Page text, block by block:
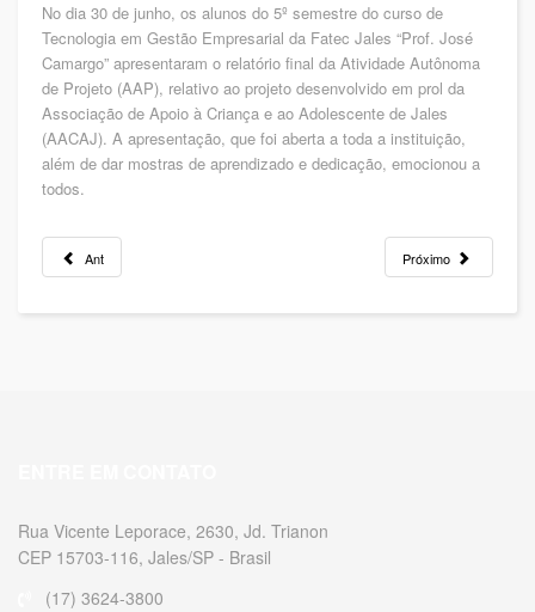
No dia 30 de junho, os alunos do 5º semestre do curso de
Tecnologia em Gestão Empresarial da Fatec Jales “Prof. José
Camargo” apresentaram o relatório final da Atividade Autônoma
de Projeto (AAP), relativo ao projeto desenvolvido em prol da
Associação de Apoio à Criança e ao Adolescente de Jales
(AACAJ). A apresentação, que foi aberta a toda a instituição,
além de dar mostras de aprendizado e dedicação, emocionou a
todos.
Ant Próximo
Rua Vicente Leporace, 2630, Jd. Trianon
CEP 15703-116, Jales/SP - Brasil
(17) 3624-3800